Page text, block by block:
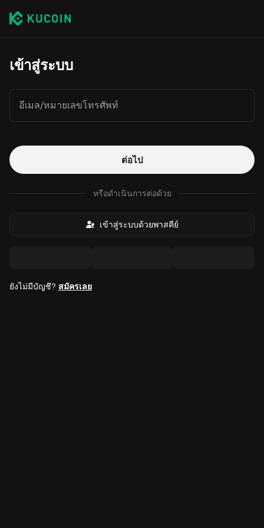
เข้าสู่ระบบ
อีเมล/หมายเลขโทรศัพท์
ต่อไป
หรือดำเนินการต่อด้วย
เข้าสู่ระบบด้วยพาสคีย์
ยังไม่มีบัญชี? สมัครเลย